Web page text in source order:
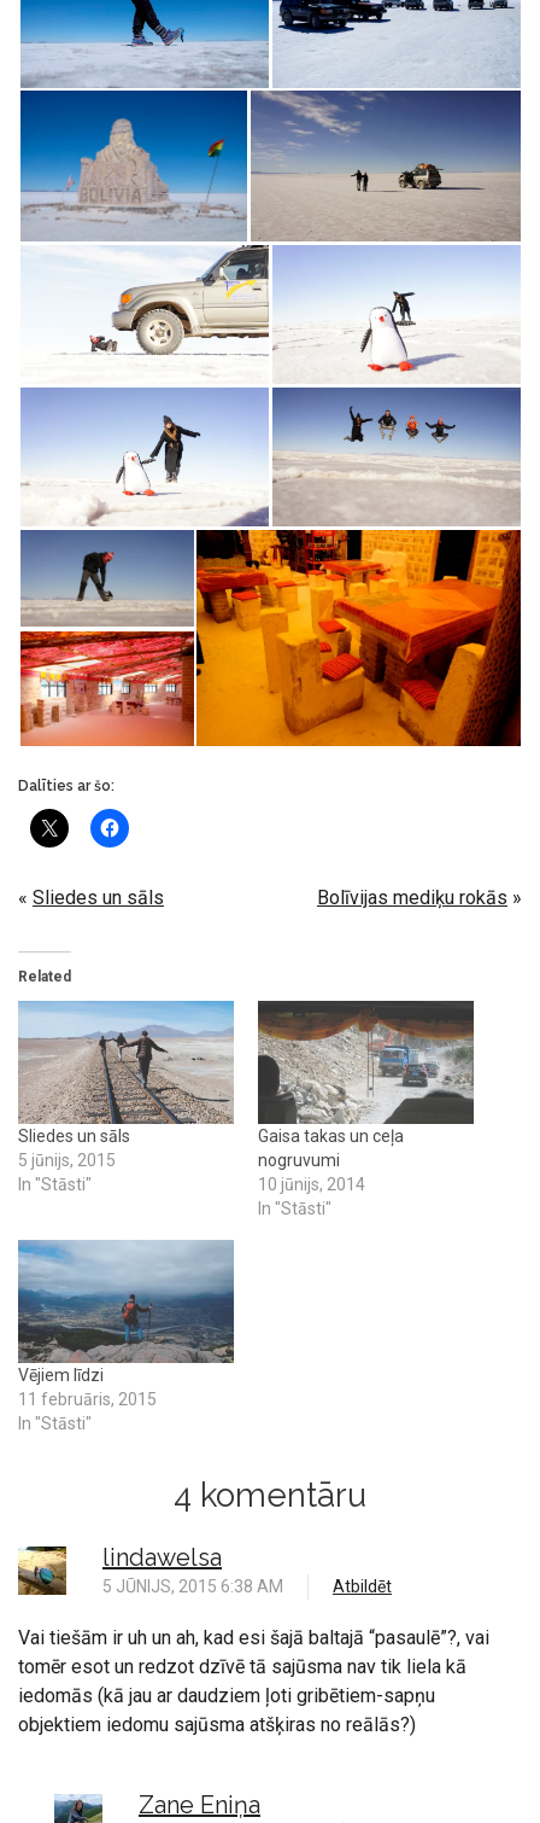
Dalīties ar šo:
« Sliedes un sāls Bolīvijas mediķu rokās »
Related
Sliedes un sāls
5 jūnijs, 2015
In "Stāsti"
Gaisa takas un ceļa
nogruvumi
10 jūnijs, 2014
In "Stāsti"
Vējiem līdzi
11 februāris, 2015
In "Stāsti"
4 komentāru
lindawelsa
5 JŪNIJS, 2015 6:38 AM Atbildēt
Vai tiešām ir uh un ah, kad esi šajā baltajā “pasaulē”?, vai
tomēr esot un redzot dzīvē tā sajūsma nav tik liela kā
iedomās (kā jau ar daudziem ļoti gribētiem-sapņu
objektiem iedomu sajūsma atšķiras no reālās?)
Zane Eniņa